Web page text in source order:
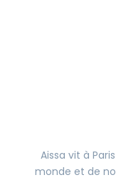
Aissa vit à
monde et de